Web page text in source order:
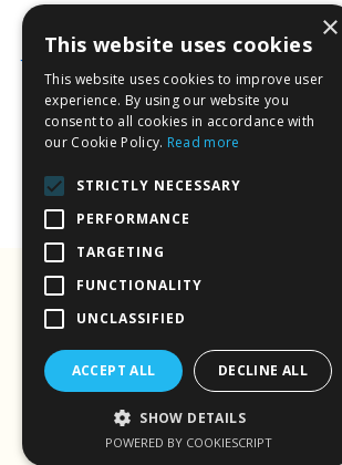
All Categories
Jobb Smartere Med Some
Kunstig Intelligens
Follow Us
© 2026 Budskap AS.
Personvernerklæring
Vilkår
×
This website uses cookies
This website uses cookies to improve user
experience. By using our website you
consent to all cookies in accordance with
our Cookie Policy. Read more
STRICTLY NECESSARY
PERFORMANCE
TARGETING
FUNCTIONALITY
UNCLASSIFIED
ACCEPT ALL DECLINE ALL
SHOW DETAILS
POWERED BY COOKIESCRIPT